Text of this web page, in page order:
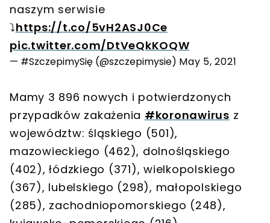
naszym serwisie
⤵️https://t.co/5vH2ASJ0Ce
pic.twitter.com/DtVeQkKOQW
— #SzczepimySię (@szczepimysie) May 5, 2021
Mamy 3 896 nowych i potwierdzonych
przypadków zakażenia #koronawirus z
województw: śląskiego (501),
mazowieckiego (462), dolnośląskiego
(402), łódzkiego (371), wielkopolskiego
(367), lubelskiego (298), małopolskiego
(285), zachodniopomorskiego (248),